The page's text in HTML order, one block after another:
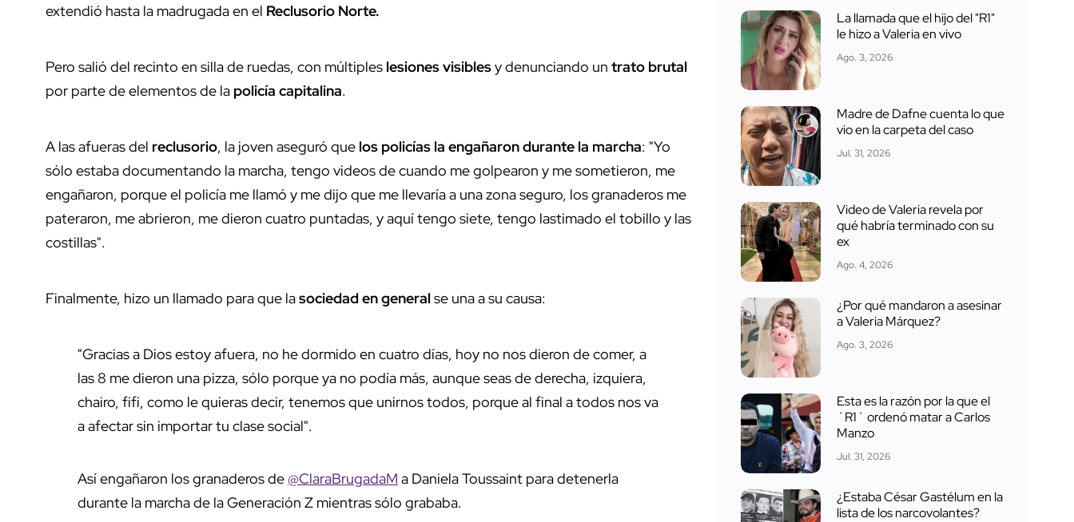
extendió hasta la madrugada en el Reclusorio Norte.
Pero salió del recinto en silla de ruedas, con múltiples lesiones visiblesy denunciando un trato brutal
por parte de elementos de la policía capitalina.
A las afueras del reclusorio, la joven aseguró que los policías la engañaron durante la marcha: "Yo
sólo estaba documentando la marcha, tengo videos de cuando me golpearon y me sometieron, me
engañaron, porque el policía me llamó y me dijo que me llevaría a una zona seguro, los granaderos me
pateraron, me abrieron, me dieron cuatro puntadas, y aquí tengo siete, tengo lastimado el tobillo y las
costillas".
Finalmente, hizo un llamado para que lasociedad en generalse una a su causa:
"Gracias a Dios estoy afuera, no he dormido en cuatro días, hoy no nos dieron de comer, a
las 8 me dieron una pizza, sólo porque ya no podía más, aunque seas de derecha, izquiera,
chairo, fifi, como le quieras decir, tenemos que unirnos todos, porque al final a todos nos va
a afectar sin importar tu clase social".
Así engañaron los granaderos de@ClaraBrugadaM a Daniela Toussaint para detenerla
durante la marcha de la Generación Z mientras sólo grababa.
La llamada que el hijo del "R1"
le hizo a Valeria en vivo
Ago. 3, 2026
Madre de Dafne cuenta lo que
vio en la carpeta del caso
Jul. 31, 2026
Video de Valeria revela por
qué habría terminado con su
ex
Ago. 4, 2026
¿Por qué mandaron a asesinar
a Valeria Márquez?
Ago. 3, 2026
Esta es la razón por la que el
´R1´ ordenó matar a Carlos
Manzo
Jul. 31, 2026
¿Estaba César Gastélum en la
lista de los narcovolantes?